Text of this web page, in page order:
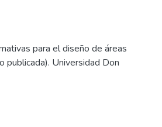
para el diseño de áreas
publicada). Universidad Don